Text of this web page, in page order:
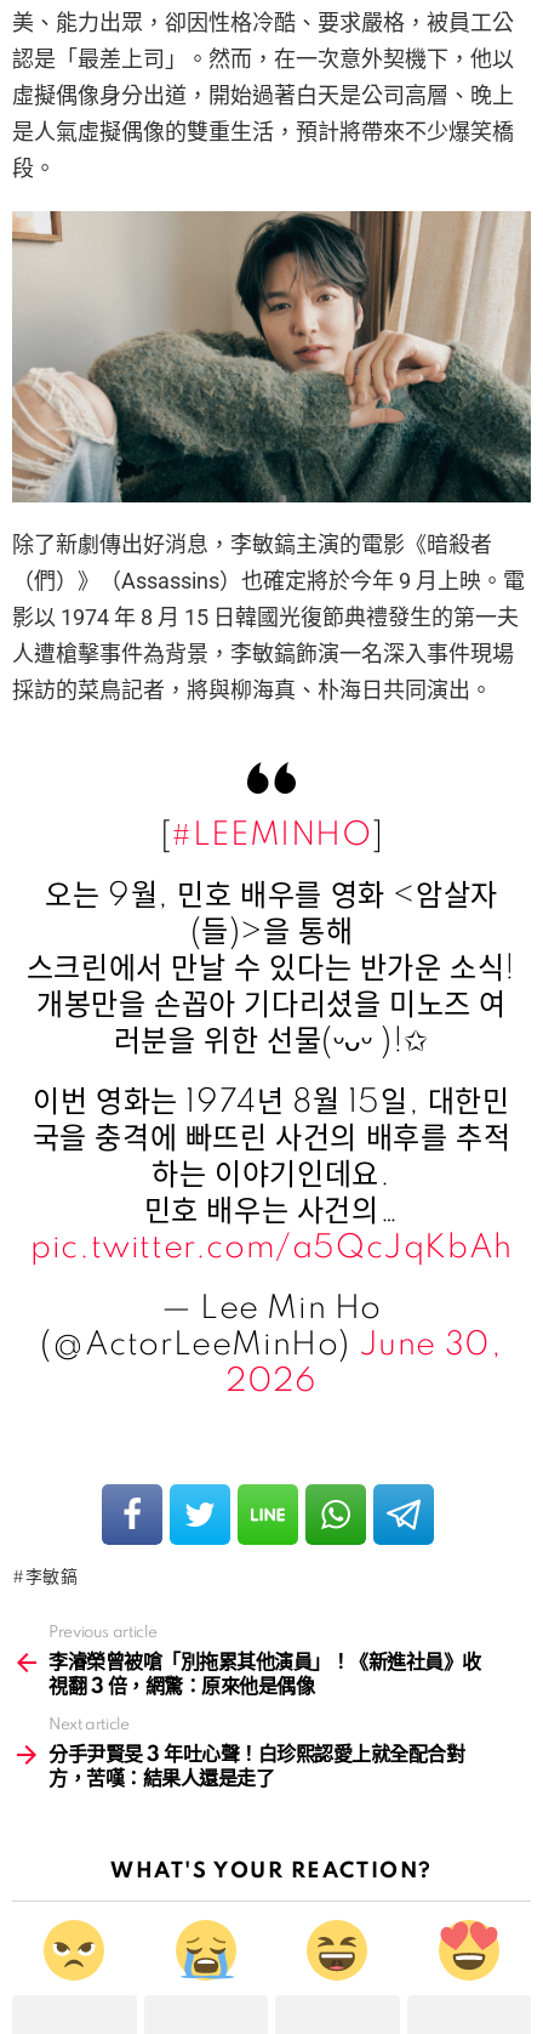
美、能力出眾，卻因性格冷酷、要求嚴格，被員工公
認是「最差上司」。然而，在一次意外契機下，他以
虛擬偶像身分出道，開始過著白天是公司高層、晚上
是人氣虛擬偶像的雙重生活，預計將帶來不少爆笑橋
段。
除了新劇傳出好消息，李敏鎬主演的電影《暗殺者
（們）》（Assassins）也確定將於今年 9 月上映。電
影以 1974 年 8 月 15 日韓國光復節典禮發生的第一夫
人遭槍擊事件為背景，李敏鎬飾演一名深入事件現場
採訪的菜鳥記者，將與柳海真、朴海日共同演出。
#LEEMINHO
오는 9월, 민호 배우를 영화 <암살자
(들)>을 통해
스크린에서 만날 수 있다는 반가운 소식!
개봉만을 손꼽아 기다리셨을 미노즈 여
러분을 위한 선물(ᵕᴗᵕ )!✩
이번 영화는 1974년 8월 15일, 대한민
국을 충격에 빠뜨린 사건의 배후를 추적
하는 이야기인데요.
민호 배우는 사건의…
pic.twitter.com/a5QcJqKbAh
— Lee Min Ho
(@ActorLeeMinHo) June 30,
2026
李敏鎬
more
Previous article
李濬榮曾被嗆「別拖累其他演員」！《新進社員》收
視翻 3 倍，網驚：原來他是偶像
Next article
分手尹賢旻 3 年吐心聲！白珍熙認愛上就全配合對
方，苦嘆：結果人還是走了
WHAT'S YOUR REACTION?